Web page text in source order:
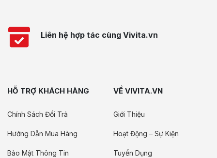
Liên hệ hợp tác cùng Vivita.vn
HỖ TRỢ KHÁCH HÀNG
Chính Sách Đổi Trả
Hướng Dẫn Mua Hàng
Bảo Mật Thông Tin
VỀ VIVITA.VN
Giới Thiệu
Hoạt Động – Sự Kiện
Tuyển Dụng